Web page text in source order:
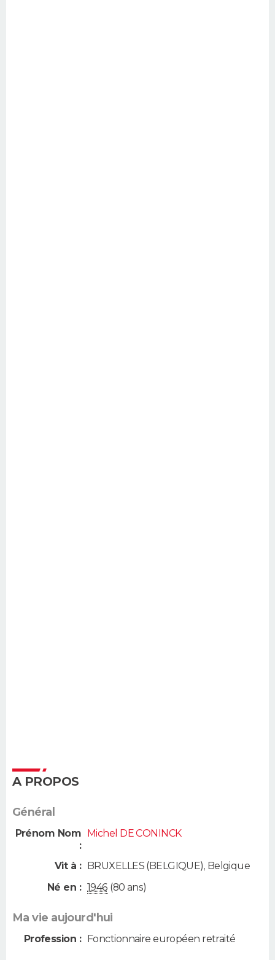
A PROPOS
Général
Prénom Nom
:
Michel DE CONINCK
Vit à : BRUXELLES (BELGIQUE), Belgique
Né en : 1946 (80 ans)
Ma vie aujourd'hui
Profession : Fonctionnaire européen retraité